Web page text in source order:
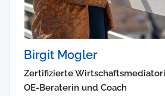
Birgit Mogler
Zertifizierte
OE-Beraterin und Coach